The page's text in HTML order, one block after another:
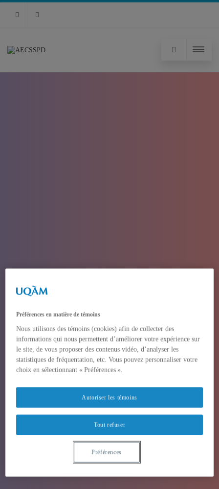
Préférences en matière de témoins
Nous utilisons des témoins (cookies) afin de collecter des
informations qui nous permettent d’améliorer votre expérience sur
le site, de vous proposer des contenus vidéo, d’analyser les
statistiques de fréquentation, etc. Vous pouvez personnaliser votre
choix en sélectionnant « Préférences ».
Tout refuser
Autoriser les témoins
Préférences